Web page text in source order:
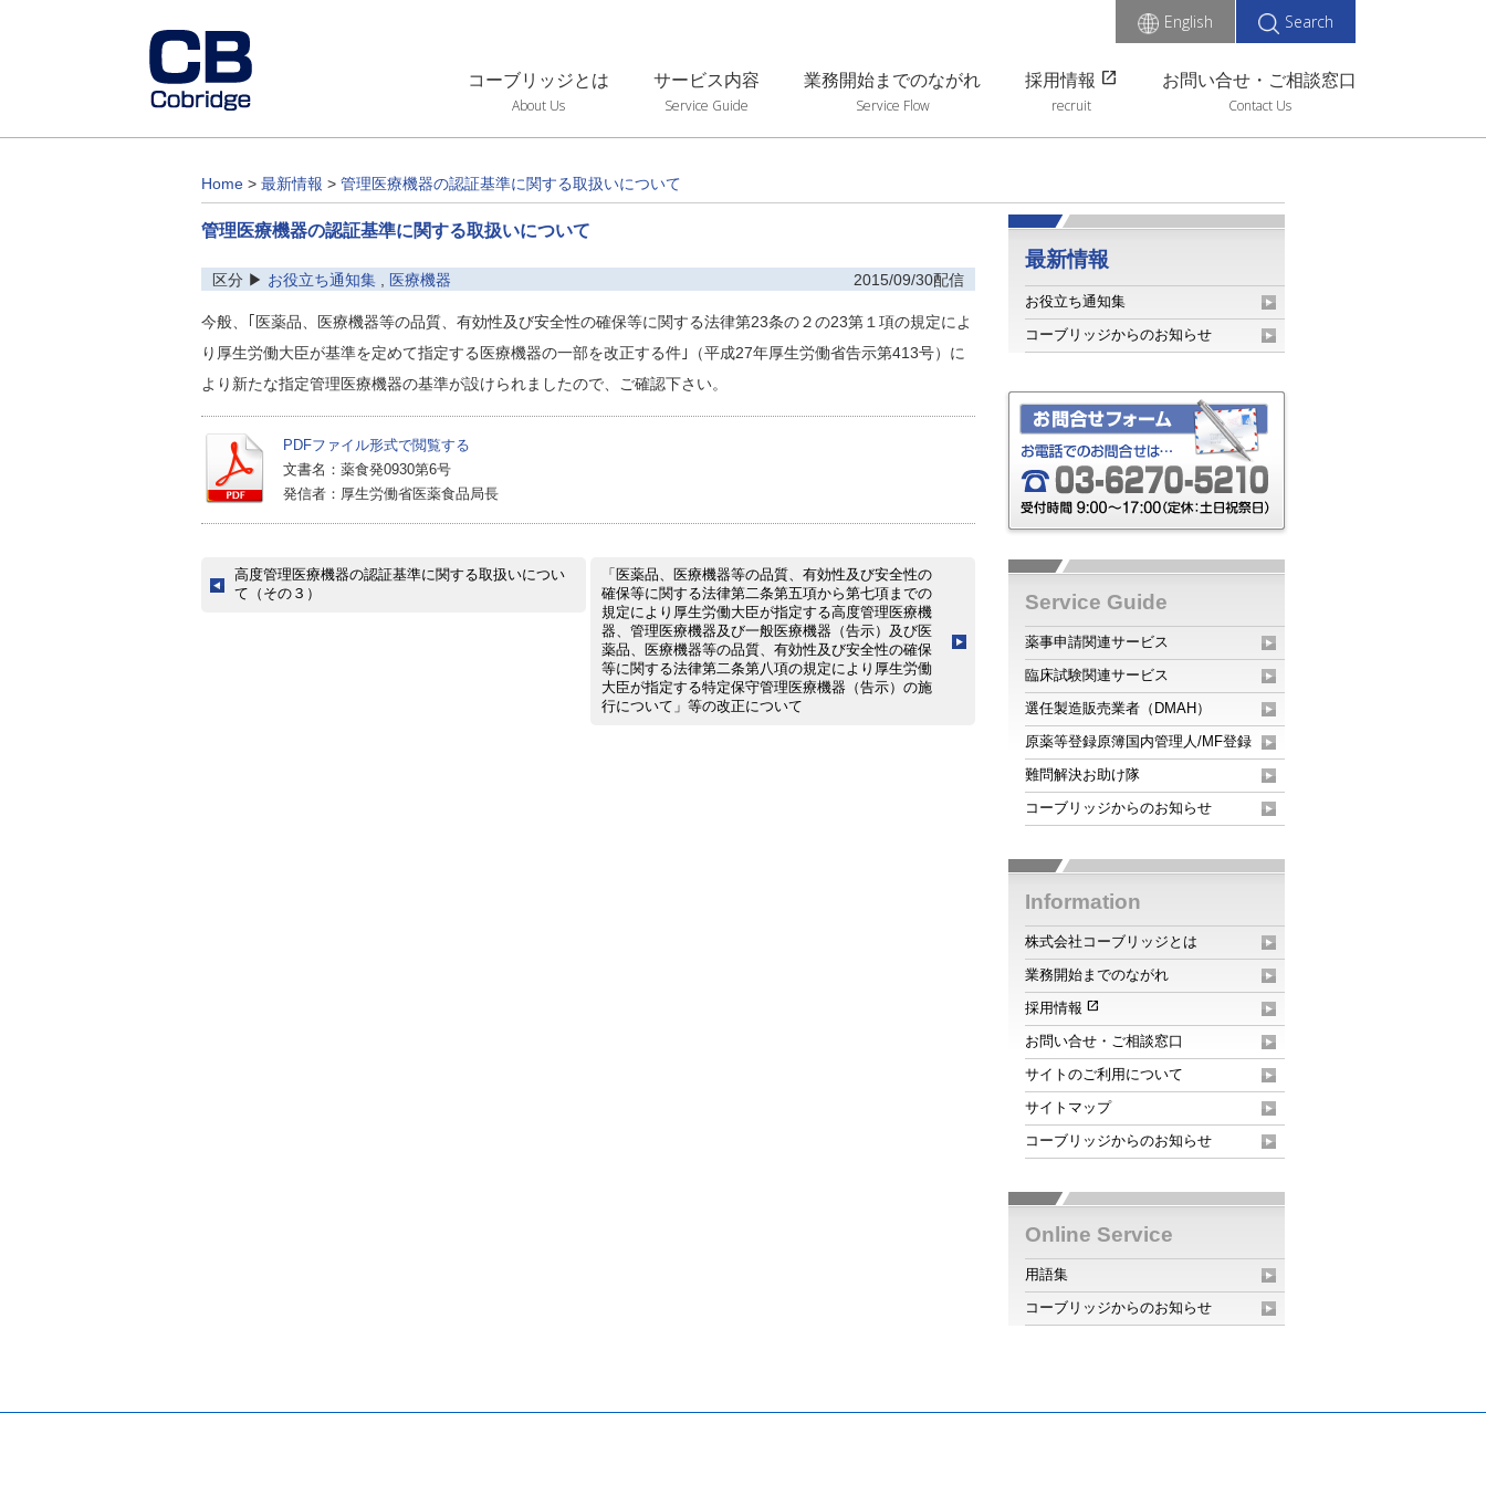
コーブリッジとは
About Us
サービス内容
Service Guide
業務開始までのながれ
Service Flow
採用情報 open_in_new
recruit
お問い合せ・ご相談窓口
Contact Us
English Search
Home > 最新情報 > 管理医療機器の認証基準に関する取扱いについて
管理医療機器の認証基準に関する取扱いについて
区分 ▶ お役立ち通知集 医療機器 2015/09/30配信
今般、｢医薬品、医療機器等の品質、有効性及び安全性の確保等に関する法律第23条の２の23第１項の規定によ
り厚生労働大臣が基準を定めて指定する医療機器の一部を改正する件｣（平成27年厚生労働省告示第413号）に
より新たな指定管理医療機器の基準が設けられましたので、ご確認下さい。
PDFファイル形式で閲覧する
文書名：薬食発0930第6号
発信者：厚生労働省医薬食品局長
高度管理医療機器の認証基準に関する取扱いについ
て（その３）
「医薬品、医療機器等の品質、有効性及び安全性の
確保等に関する法律第二条第五項から第七項までの
規定により厚生労働大臣が指定する高度管理医療機
器、管理医療機器及び一般医療機器（告示）及び医
薬品、医療機器等の品質、有効性及び安全性の確保
等に関する法律第二条第八項の規定により厚生労働
大臣が指定する特定保守管理医療機器（告示）の施
行について」等の改正について
最新情報
お役立ち通知集
コーブリッジからのお知らせ
Service Guide
薬事申請関連サービス
臨床試験関連サービス
選任製造販売業者（DMAH）
原薬等登録原簿国内管理人/MF登録
難問解決お助け隊
コーブリッジからのお知らせ
Information
株式会社コーブリッジとは
業務開始までのながれ
採用情報 open_in_new
お問い合せ・ご相談窓口
サイトのご利用について
サイトマップ
コーブリッジからのお知らせ
Online Service
用語集
コーブリッジからのお知らせ